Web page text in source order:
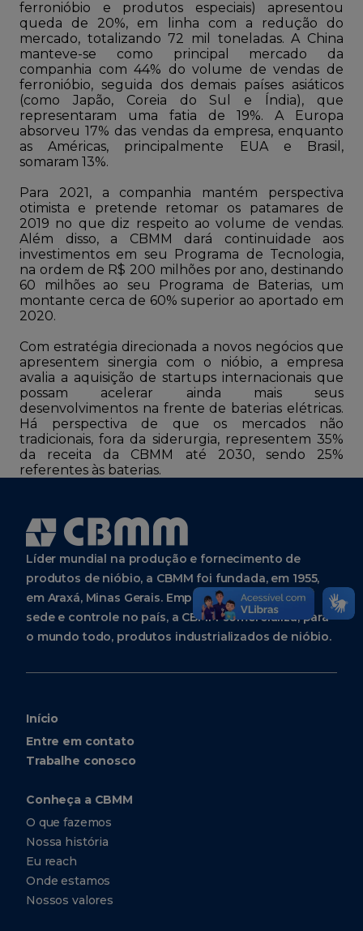
ferronióbio e produtos especiais) apresentou
queda de 20%, em linha com a redução do
mercado, totalizando 72 mil toneladas. A China
manteve-se como principal mercado da
companhia com 44% do volume de vendas de
ferronióbio, seguida dos demais países asiáticos
(como Japão, Coreia do Sul e Índia), que
representaram uma fatia de 19%. A Europa
absorveu 17% das vendas da empresa, enquanto
as Américas, principalmente EUA e Brasil,
somaram 13%.
Para 2021, a companhia mantém perspectiva
otimista e pretende retomar os patamares de
2019 no que diz respeito ao volume de vendas.
Além disso, a CBMM dará continuidade aos
investimentos em seu Programa de Tecnologia,
na ordem de R$ 200 milhões por ano, destinando
60 milhões ao seu Programa de Baterias, um
montante cerca de 60% superior ao aportado em
2020.
Com estratégia direcionada a novos negócios que
apresentem sinergia com o nióbio, a empresa
avalia a aquisição de startups internacionais que
possam acelerar ainda mais seus
desenvolvimentos na frente de baterias elétricas.
Há perspectiva de que os mercados não
tradicionais, fora da siderurgia, representem 35%
da receita da CBMM até 2030, sendo 25%
referentes às baterias.
Líder mundial na produção e fornecimento de
produtos de nióbio, a CBMM foi fundada, em 1955,
em Araxá, Minas Gerais. Empresa brasileira, com
sede e controle no país, a CBMM comercializa, para
o mundo todo, produtos industrializados de nióbio.
Início
Entre em contato
Trabalhe conosco
Conheça a CBMM
O que fazemos
Nossa história
Eu reach
Onde estamos
Nossos valores